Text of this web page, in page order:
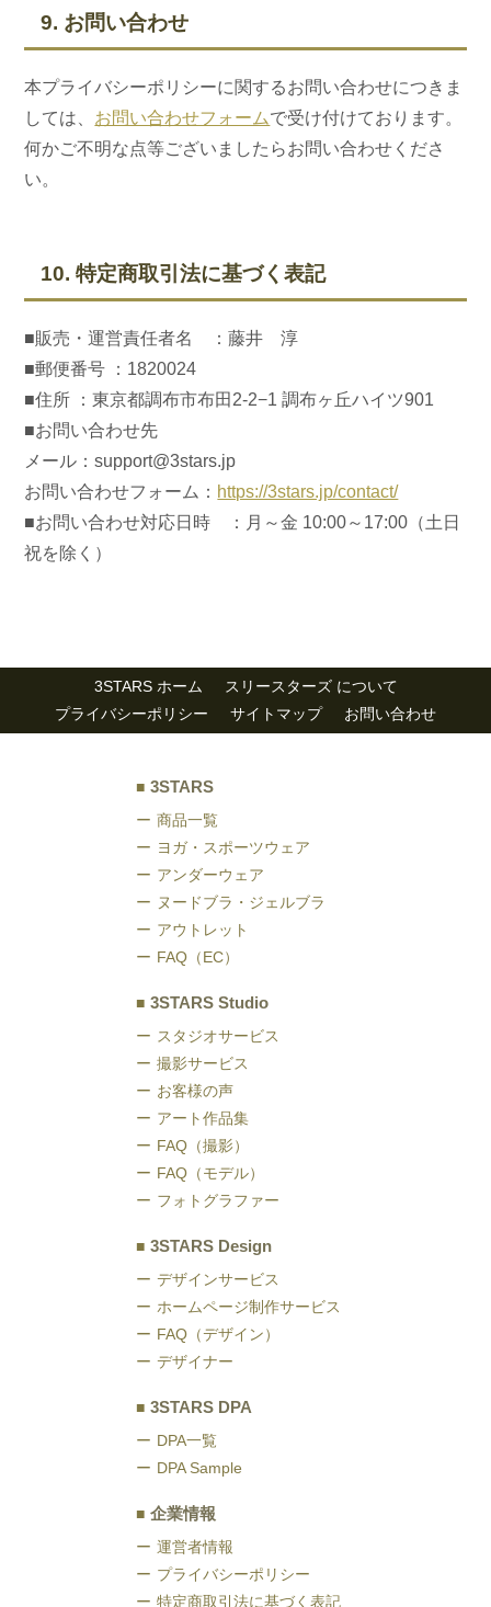
9. お問い合わせ
本プライバシーポリシーに関するお問い合わせにつきま
しては、 お問い合わせフォームで受け付けております。
何かご不明な点等ございましたらお問い合わせくださ
い。
10. 特定商取引法に基づく表記
■販売・運営責任者名 ：藤井 淳
■郵便番号 ：1820024
■住所 ：東京都調布市布田2-2−1 調布ヶ丘ハイツ901
■お問い合わせ先
メール：support@3stars.jp
お問い合わせフォーム： https://3stars.jp/contact/
■お問い合わせ対応日時 ：月～金 10:00～17:00（土日
祝を除く）
3STARS ホーム
スリースターズ について
プライバシーポリシー
サイトマップ お問い合わせ
3STARS
商品一覧
ヨガ・スポーツウェア
アンダーウェア
ヌードブラ・ジェルブラ
アウトレット
FAQ（EC）
3STARS Studio
スタジオサービス
撮影サービス
お客様の声
アート作品集
FAQ（撮影）
FAQ（モデル）
フォトグラファー
3STARS Design
デザインサービス
ホームページ制作サービス
FAQ（デザイン）
デザイナー
3STARS DPA
DPA一覧
DPA Sample
企業情報
運営者情報
プライバシーポリシー
特定商取引法に基づく表記